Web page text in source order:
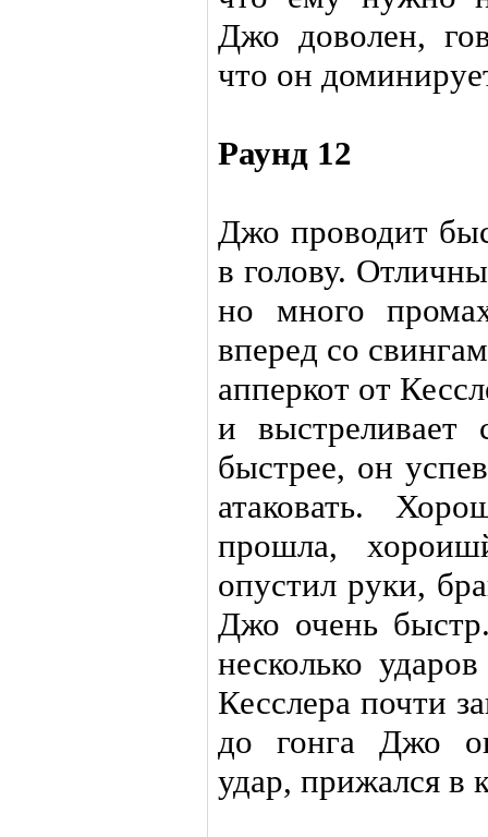
Джо доволен,
что он
Раунд 12
Джо проводит
в голову.
но много
вперед со
апперкот от
и
быстрее, он
атаковать.
прошла,
опустил руки,
Джо очень
несколько
Кесслера почти
до гонга Джо
удар, прижался в